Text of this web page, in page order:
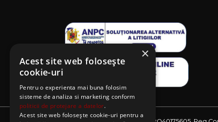
×
Acest site web folosește
cookie-uri
Pentru o experienta mai buna folosim
sisteme de analiza si marketing conform
politicii de protejare a datelor.
Acest site web folosește cookie-uri pentru a